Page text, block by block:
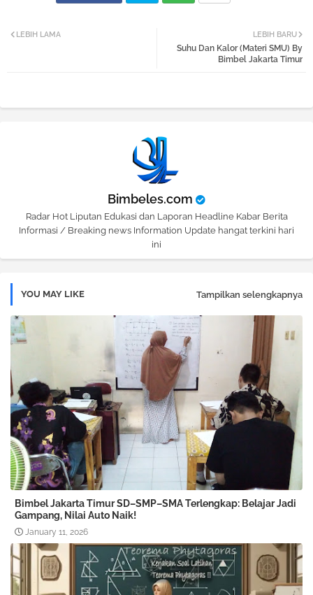
atsa
LEBIH BARU
Suhu Dan Kalor (Materi SMU) By
Bimbel Jakarta Timur
LEBIH LAMA
Bimbeles.com
Radar Hot Liputan Edukasi dan Laporan Headline Kabar Berita
Informasi / Breaking news Information Update hangat terkini hari
ini
YOU MAY LIKE Tampilkan selengkapnya
Bimbel Jakarta Timur SD–SMP–SMA Terlengkap: Belajar Jadi
Gampang, Nilai Auto Naik!
January 11, 2026